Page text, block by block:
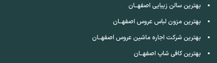
بهترین سالن زیبایی اصفهــان
بهترین مزون لباس عروس اصفهــان
بهترین شرکت اجاره ماشین عروس اصفهــان
بهترین کافی شاپ اصفهــان